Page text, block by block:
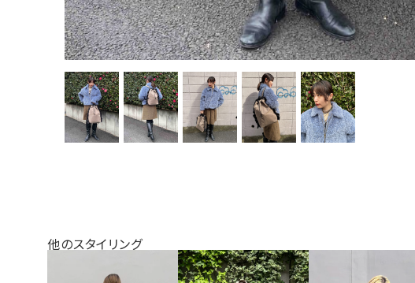
他のスタイリング